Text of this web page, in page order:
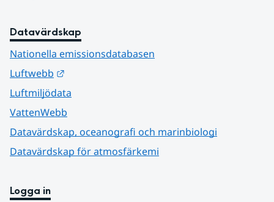
Datavärdskap
Nationella emissionsdatabasen
Luftwebb
Luftmiljödata
VattenWebb
Datavärdskap, oceanografi och marinbiologi
Datavärdskap för atmosfärkemi
Logga in